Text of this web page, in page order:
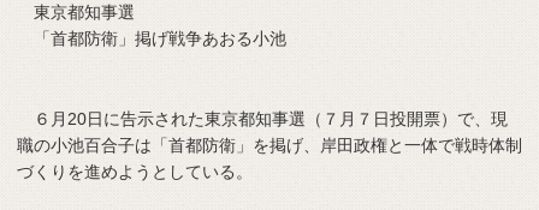
東京都知事選
「首都防衛」掲げ戦争あおる小池
６月20日に告示された東京都知事選（７月７日投開票）で、現
職の小池百合子は「首都防衛」を掲げ、岸田政権と一体で戦時体制
づくりを進めようとしている。